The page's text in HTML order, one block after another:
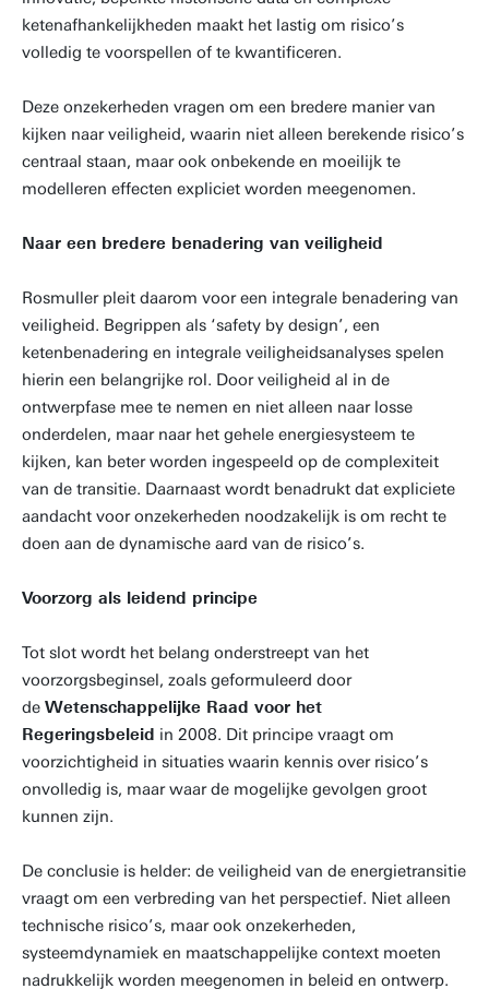
ketenafhankelijkheden maakt het lastig om risico’s
volledig te voorspellen of te kwantificeren.
Deze onzekerheden vragen om een bredere manier van
kijken naar veiligheid, waarin niet alleen berekende risico’s
centraal staan, maar ook onbekende en moeilijk te
modelleren effecten expliciet worden meegenomen.
Naar een bredere benadering van veiligheid
Rosmuller pleit daarom voor een integrale benadering van
veiligheid. Begrippen als ‘safety by design’, een
ketenbenadering en integrale veiligheidsanalyses spelen
hierin een belangrijke rol. Door veiligheid al in de
ontwerpfase mee te nemen en niet alleen naar losse
onderdelen, maar naar het gehele energiesysteem te
kijken, kan beter worden ingespeeld op de complexiteit
van de transitie. Daarnaast wordt benadrukt dat expliciete
aandacht voor onzekerheden noodzakelijk is om recht te
doen aan de dynamische aard van de risico’s.
Voorzorg als leidend principe
Tot slot wordt het belang onderstreept van het
voorzorgsbeginsel, zoals geformuleerd door
de Wetenschappelijke Raad voor het
Regeringsbeleid in 2008. Dit principe vraagt om
voorzichtigheid in situaties waarin kennis over risico’s
onvolledig is, maar waar de mogelijke gevolgen groot
kunnen zijn.
De conclusie is helder: de veiligheid van de energietransitie
vraagt om een verbreding van het perspectief. Niet alleen
technische risico’s, maar ook onzekerheden,
systeemdynamiek en maatschappelijke context moeten
nadrukkelijk worden meegenomen in beleid en ontwerp.